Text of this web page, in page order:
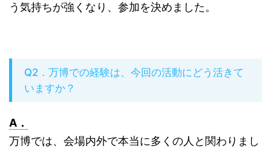
う気持ちが強くなり、参加を決めました。
Q2．万博での経験は、今回の活動にどう活きて
いますか？
A．
万博では、会場内外で本当に多くの人と関わりまし